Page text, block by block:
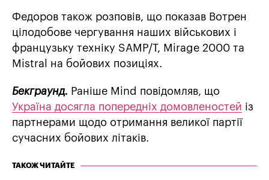
Федоров також розповів, що показав Вотрен
цілодобове чергування наших військових і
французьку техніку SAMP/T, Mirage 2000 та
Mistral на бойових позиціях.
Бекграунд. Раніше Mind повідомляв, що
Україна досягла попередніх домовленостей із
партнерами щодо отримання великої партії
сучасних бойових літаків.
ТАКОЖ ЧИТАЙТЕ